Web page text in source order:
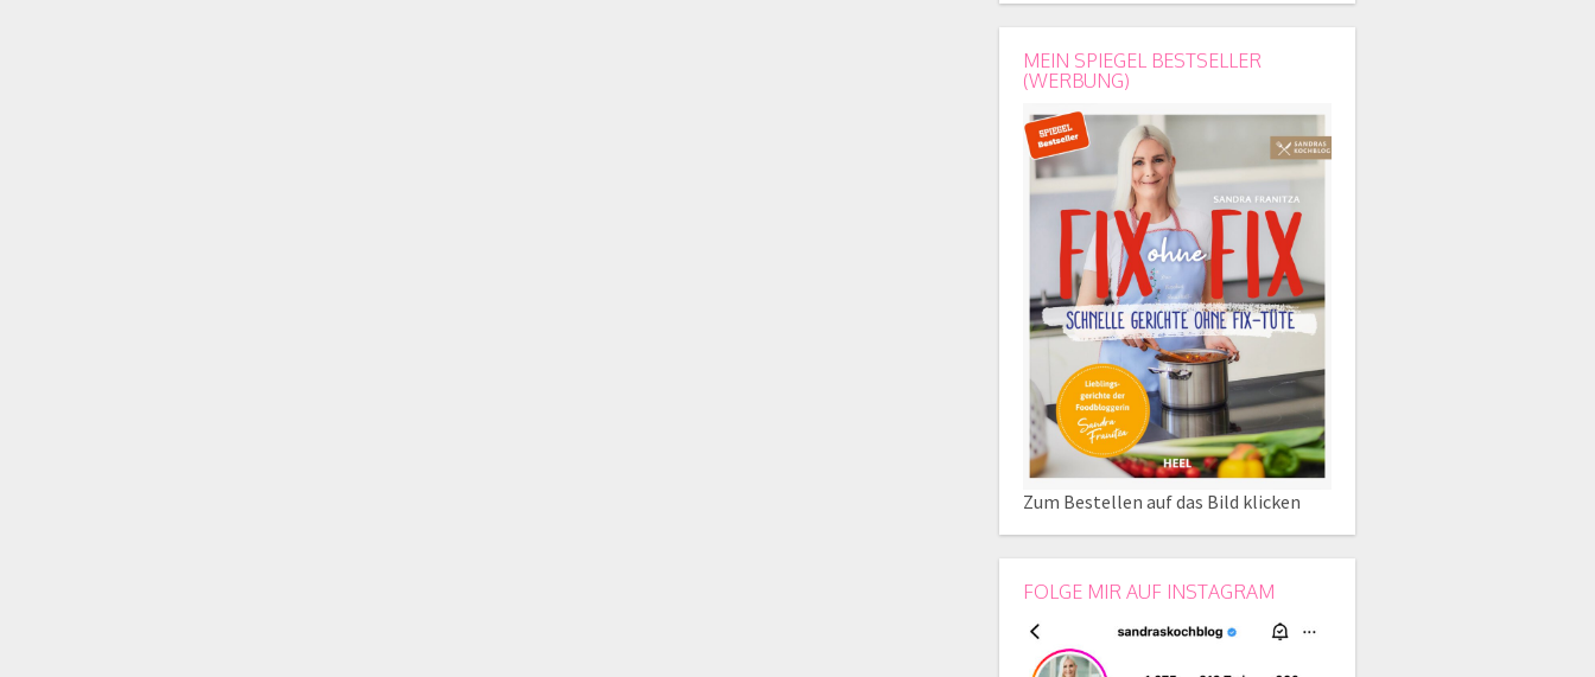
MEIN SPIEGEL BESTSELLER
(WERBUNG)
Zum Bestellen auf das Bild klicken
FOLGE MIR AUF INSTAGRAM